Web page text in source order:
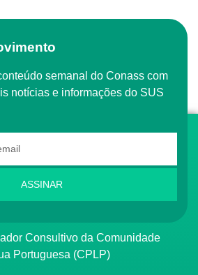
notícias e informações do SUS
ASSINAR
Portuguesa (CPLP)